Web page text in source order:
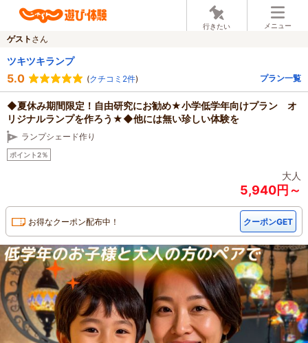
行きたい メニュー
ゲスト さん
ツキツキランプ
5.0 (クチコミ2件) プラン一覧
◆夏休み期間限定！自由研究にお勧め★小学低学年向けプラン オ
リジナルランプを作ろう★◆他には無い珍しい体験を
ランプシェード作り
ポイント2％
大人
5,940円～
お得なクーポン配布中！ クーポンGET